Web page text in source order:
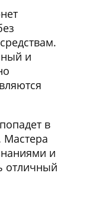
и
в
Мастера
и
отличный